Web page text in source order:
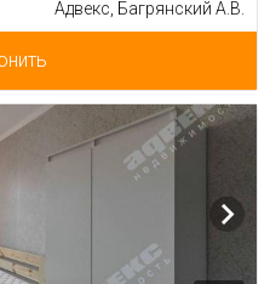
Адвекс, Багрянский А.В.